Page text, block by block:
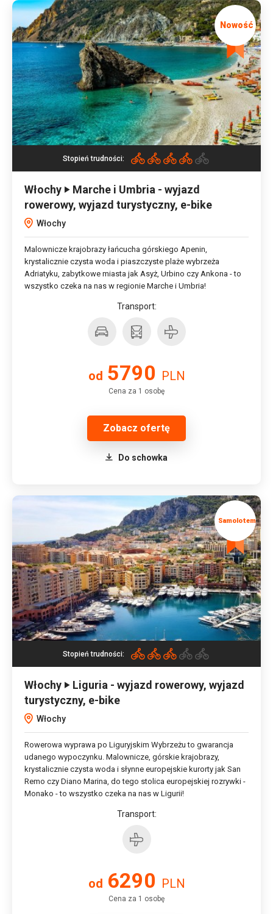
Stopień trudności:
Włochy ‣ Marche i Umbria - wyjazd
rowerowy, wyjazd turystyczny, e-bike
Włochy
Malownicze krajobrazy łańcucha górskiego Apenin,
krystalicznie czysta woda i piaszczyste plaże wybrzeża
Adriatyku, zabytkowe miasta jak Asyż, Urbino czy Ankona - to
wszystko czeka na nas w regionie Marche i Umbria!
od 5790 PLN
Cena za 1 osobę
Transport:
Zobacz ofertę
Do schowka
Stopień trudności:
Włochy ‣ Liguria - wyjazd rowerowy, wyjazd
turystyczny, e-bike
Włochy
Rowerowa wyprawa po Liguryjskim Wybrzeżu to gwarancja
udanego wypoczynku. Malownicze, górskie krajobrazy,
krystalicznie czysta woda i słynne europejskie kurorty jak San
Remo czy Diano Marina, do tego stolica europejskiej rozrywki -
Monako - to wszystko czeka na nas w Ligurii!
od 6290 PLN
Cena za 1 osobę
Transport: